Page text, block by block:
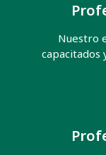
Nuestro
capacitados